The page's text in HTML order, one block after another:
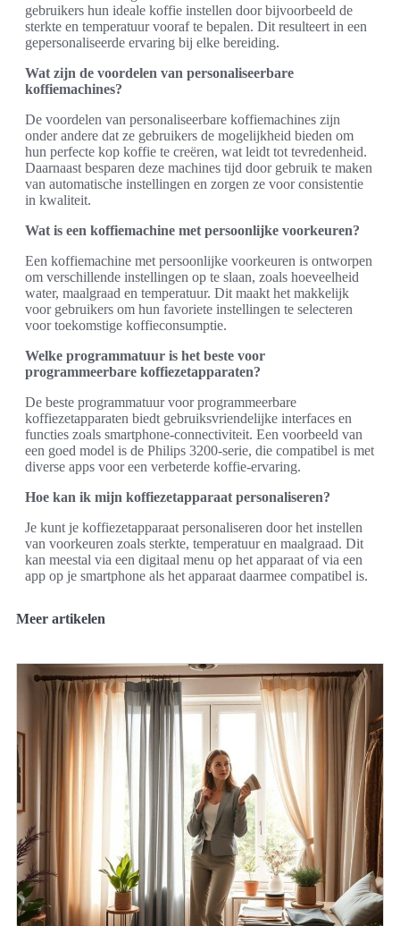
gebruikers hun ideale koffie instellen door bijvoorbeeld de
sterkte en temperatuur vooraf te bepalen. Dit resulteert in een
gepersonaliseerde ervaring bij elke bereiding.
Wat zijn de voordelen van personaliseerbare
koffiemachines?
De voordelen van personaliseerbare koffiemachines zijn
onder andere dat ze gebruikers de mogelijkheid bieden om
hun perfecte kop koffie te creëren, wat leidt tot tevredenheid.
Daarnaast besparen deze machines tijd door gebruik te maken
van automatische instellingen en zorgen ze voor consistentie
in kwaliteit.
Wat is een koffiemachine met persoonlijke voorkeuren?
Een koffiemachine met persoonlijke voorkeuren is ontworpen
om verschillende instellingen op te slaan, zoals hoeveelheid
water, maalgraad en temperatuur. Dit maakt het makkelijk
voor gebruikers om hun favoriete instellingen te selecteren
voor toekomstige koffieconsumptie.
Welke programmatuur is het beste voor
programmeerbare koffiezetapparaten?
De beste programmatuur voor programmeerbare
koffiezetapparaten biedt gebruiksvriendelijke interfaces en
functies zoals smartphone-connectiviteit. Een voorbeeld van
een goed model is de Philips 3200-serie, die compatibel is met
diverse apps voor een verbeterde koffie-ervaring.
Hoe kan ik mijn koffiezetapparaat personaliseren?
Je kunt je koffiezetapparaat personaliseren door het instellen
van voorkeuren zoals sterkte, temperatuur en maalgraad. Dit
kan meestal via een digitaal menu op het apparaat of via een
app op je smartphone als het apparaat daarmee compatibel is.
Meer artikelen